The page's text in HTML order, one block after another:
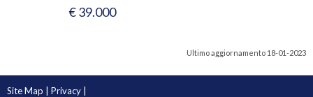
€ 39.000
Ultimo aggiornamento 18-01-2023
Site Map Privacy